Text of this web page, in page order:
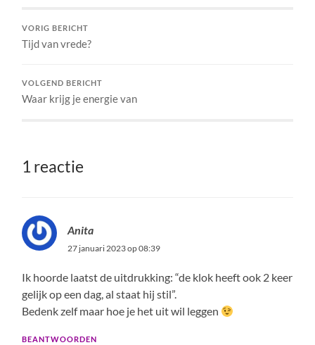
VORIG BERICHT
Tijd van vrede?
VOLGEND BERICHT
Waar krijg je energie van
1 reactie
Anita
27 januari 2023 op 08:39
Ik hoorde laatst de uitdrukking: “de klok heeft ook 2 keer
gelijk op een dag, al staat hij stil”.
Bedenk zelf maar hoe je het uit wil leggen
BEANTWOORDEN